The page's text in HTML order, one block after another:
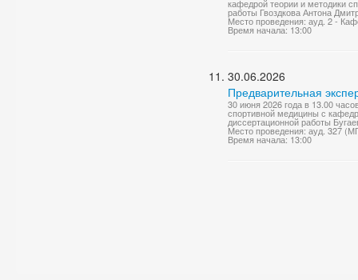
кафедрой теории и методики
работы Гвоздкова Антона
Место проведения: ауд. 2 -
Время начала: 13:00
30.06.2026
Предварительная
30 июня 2026 года в 13.00
спортивной медицины с
диссертационной работы
Место проведения: ауд. 327
Время начала: 13:00